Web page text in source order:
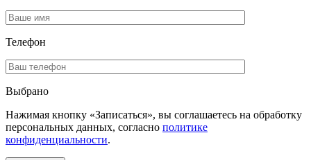
Телефон
Выбрано
Нажимая кнопку «Записаться», вы соглашаетесь на обработку
персональных данных, согласно политике
конфиденциальности.